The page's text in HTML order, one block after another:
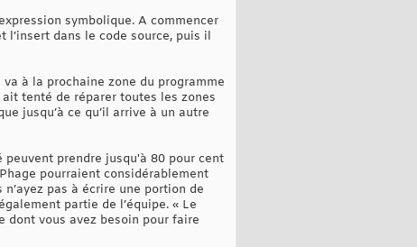
symbolique. A commencer
dans le code source, puis il
à la prochaine zone du programme
ait tenté de réparer toutes les zones
jusqu’à ce qu’il arrive à un autre
prendre jusqu'à 80 pour cent
pourraient considérablement
pas à écrire une portion de
partie de l’équipe. « Le
dont vous avez besoin pour faire